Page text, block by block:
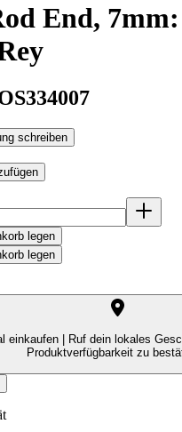
End,
schreiben
legen
legen
einkaufen |
Ruf dein lokales
Produktverfügbarkeit zu